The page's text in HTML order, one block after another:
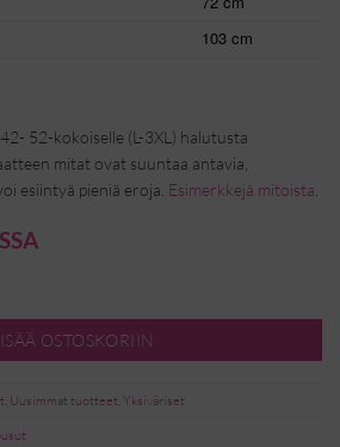
103 cm
52-kokoiselle (L-3XL) halutusta
mitat ovat suuntaa antavia,
esiintyä pieniä eroja. Esimerkkejä mitoista
OSTOSKORIIN
, Uusimmat tuotteet,Yksiväriset